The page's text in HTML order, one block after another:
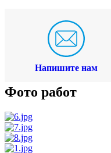
Напишите нам
Фото работ